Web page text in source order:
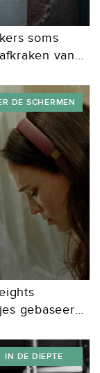
soms
van
nodig?
gebaseerd
Niet
DE SCHERMEN
IN DE DIEPTE